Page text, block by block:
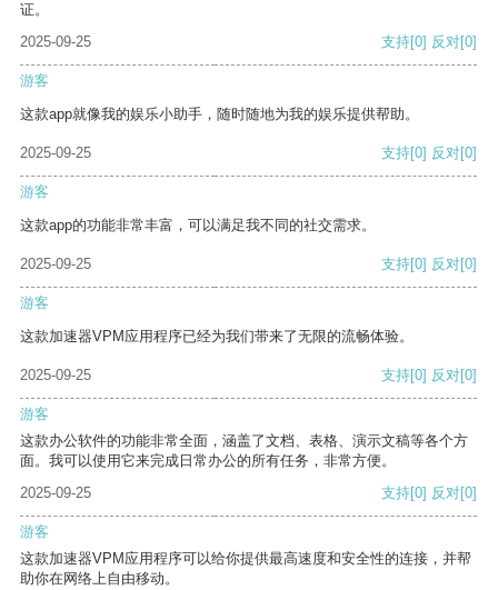
证。
2025-09-25
支持[0] 反对[0]
游客
这款app就像我的娱乐小助手，随时随地为我的娱乐提供帮助。
2025-09-25 支持[0] 反对[0]
游客
这款app的功能非常丰富，可以满足我不同的社交需求。
2025-09-25 支持[0] 反对[0]
游客
这款加速器VPM应用程序已经为我们带来了无限的流畅体验。
2025-09-25 支持[0] 反对[0]
游客
这款办公软件的功能非常全面，涵盖了文档、表格、演示文稿等各个方
面。我可以使用它来完成日常办公的所有任务，非常方便。
2025-09-25
支持[0] 反对[0]
游客
这款加速器VPM应用程序可以给你提供最高速度和安全性的连接，并帮
助你在网络上自由移动。